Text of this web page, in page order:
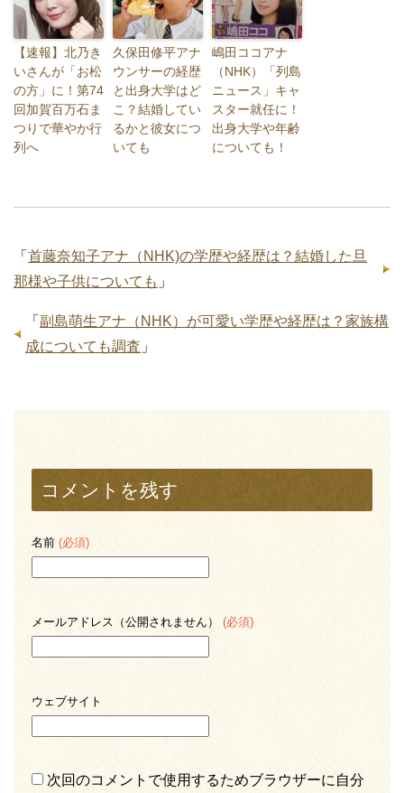
【速報】北乃き
いさんが「お松
の方」に！第74
回加賀百万石ま
つりで華やか行
列へ
久保田修平アナ
ウンサーの経歴
と出身大学はど
こ？結婚してい
るかと彼女につ
いても
嶋田ココアナ
（NHK）「列島
ニュース」キャ
スター就任に！
出身大学や年齢
についても！
「 首藤奈知子アナ（NHK)の学歴や経歴は？結婚した旦
那様や子供についても 」
「 副島萌生アナ（NHK）が可愛い学歴や経歴は？家族構
成についても調査 」
コメントを残す
名前 (必須)
メールアドレス（公開されません） (必須)
ウェブサイト
次回のコメントで使用するためブラウザーに自分